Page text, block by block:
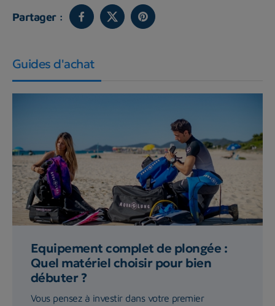
Partager :
Guides d'achat
Equipement complet de plongée :
Quel matériel choisir pour bien
débuter ?
Vous pensez à investir dans votre premier